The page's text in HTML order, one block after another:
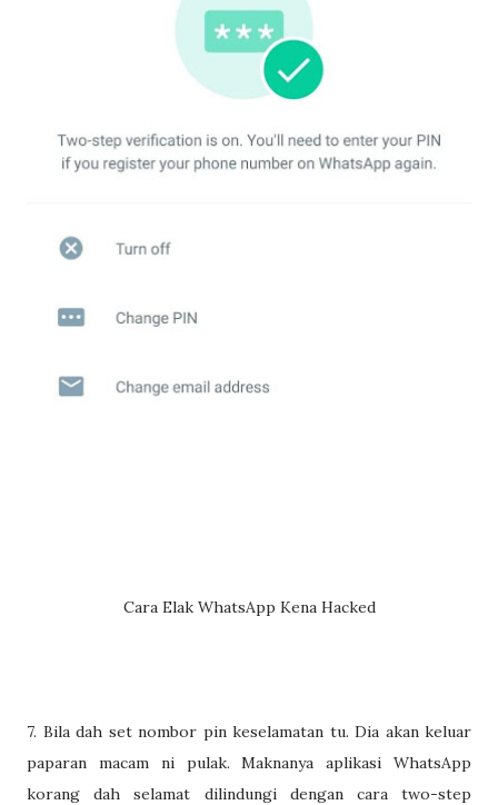
Cara Elak WhatsApp Kena Hacked
7. Bila dah set nombor pin keselamatan tu. Dia akan keluar
paparan macam ni pulak. Maknanya aplikasi WhatsApp
korang dah selamat dilindungi dengan cara two-step